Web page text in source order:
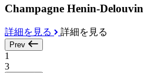
Champagne Henin-Delouvin
詳細を見る 詳細を見る
Prev
1
3